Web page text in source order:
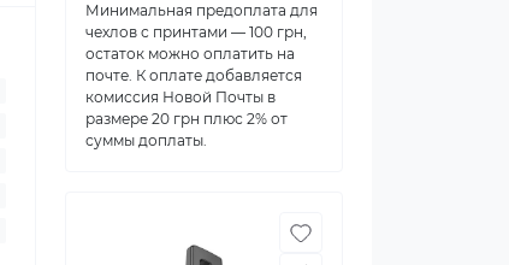
Минимальная предоплата для
чехлов с принтами — 100 грн,
остаток можно оплатить на
почте. К оплате добавляется
комиссия Новой Почты в
размере 20 грн плюс 2% от
суммы доплаты.